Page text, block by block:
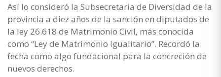
Así lo consideró la Subsecretaria de Diversidad de la
provincia a diez años de la sanción en diputados de
la ley 26.618 de Matrimonio Civil, más conocida
como “Ley de Matrimonio Igualitario”. Recordó la
fecha como algo fundacional para la concreción de
nuevos derechos.